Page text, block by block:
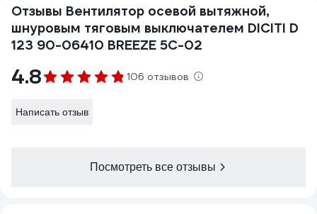
Отзывы Вентилятор осевой вытяжной,
шнуровым тяговым выключателем DICITI D
123 90-06410 BREEZE 5C-02
4.8 106 отзывов
Написать отзыв
Посмотреть все отзывы